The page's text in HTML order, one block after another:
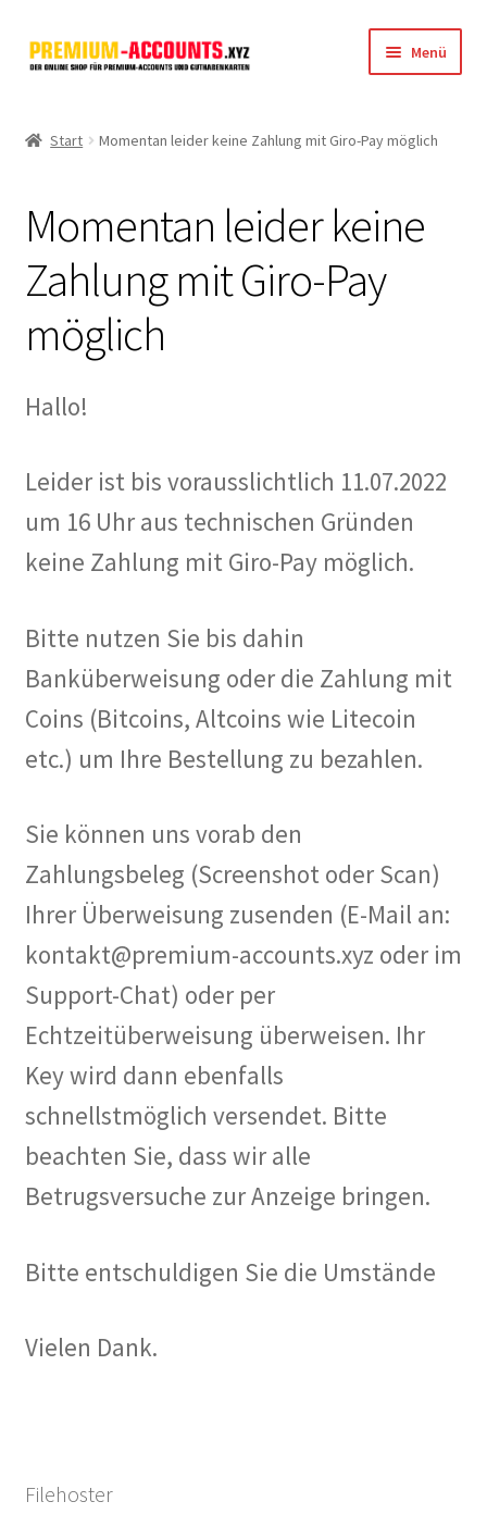
Zur
Navigation
Zum
Inhalt
Menü
FileJoker
Depositfiles
TakeFile
FileFox.cc
Filesmonster
HotLink
Filespace
VipFile.cc
Ex-Load
FAQ – Häufige Fragen
Impressum
Versandinfos
Widerrufsbelehrung
Zahlungsarten
Start Momentan leider keine Zahlung mit Giro-Pay möglich
Momentan leider keine
Zahlung mit Giro-Pay
möglich
Hallo!
Leider ist bis vorausslichtlich 11.07.2022
um 16 Uhr aus technischen Gründen
keine Zahlung mit Giro-Pay möglich.
Bitte nutzen Sie bis dahin
Banküberweisung oder die Zahlung mit
Coins (Bitcoins, Altcoins wie Litecoin
etc.) um Ihre Bestellung zu bezahlen.
Sie können uns vorab den
Zahlungsbeleg (Screenshot oder Scan)
Ihrer Überweisung zusenden (E-Mail an:
kontakt@premium-accounts.xyz oder im
Support-Chat) oder per
Echtzeitüberweisung überweisen. Ihr
Key wird dann ebenfalls
schnellstmöglich versendet. Bitte
beachten Sie, dass wir alle
Betrugsversuche zur Anzeige bringen.
Bitte entschuldigen Sie die Umstände
Vielen Dank.
Filehoster